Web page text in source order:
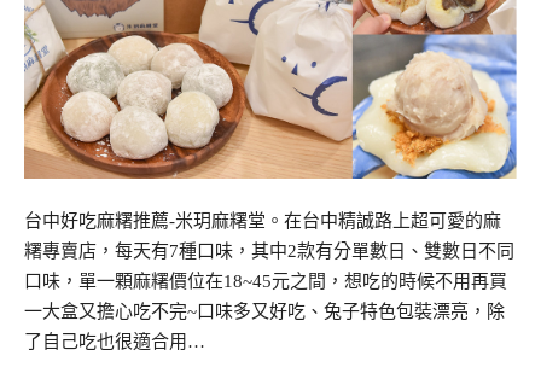
台中好吃麻糬推薦-米玥麻糬堂。在台中精誠路上超可愛的麻
糬專賣店，每天有7種口味，其中2款有分單數日、雙數日不同
口味，單一顆麻糬價位在18~45元之間，想吃的時候不用再買
一大盒又擔心吃不完~口味多又好吃、兔子特色包裝漂亮，除
了自己吃也很適合用…